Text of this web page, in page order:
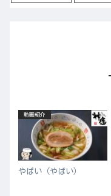
動画紹介
やばい（やばい）